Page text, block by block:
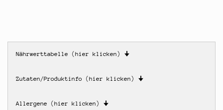
Nährwerttabelle (hier klicken) 🠋
Zutaten/Produktinfo (hier klicken) 🠋
Allergene (hier klicken) 🠋